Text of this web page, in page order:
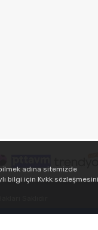
adına sitemizde
bilgi için Kvkk sözleşmesini